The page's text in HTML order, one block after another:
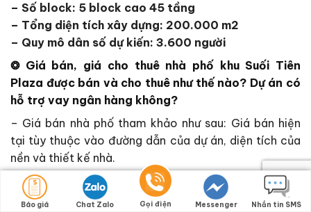
– Số block: 5 block cao 45 tầng
– Tổng diện tích xây dựng: 200.000 m2
– Quy mô dân số dự kiến: 3.600 người
❂ Giá bán, giá cho thuê nhà phố khuSuối Tiên
Plaza được bán và cho thuê như thế nào? Dự án có
hỗ trợ vay ngân hàng không?
– Giá bán nhà phố tham khảo như sau: Giá bán hiện
tại tùy thuộc vào đường dẫn của dự án, diện tích của
nền và thiết kế nhà.
❂ Địa chỉ dự án tại đâu ? Có hỗ trợ xem nhà thực tế
không?
Báo giá Chat Zalo Gọi điện Messenger Nhắn tin SMS